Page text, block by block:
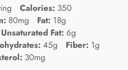
Calories: 350
80mg Fat: 18g
Unsaturated Fat: 6g
45g Fiber: 1g
30mg